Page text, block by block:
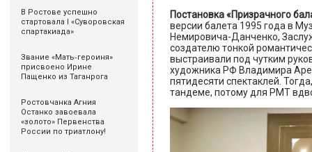
В Ростове успешно
стартовала I «Суворовская
спартакиада»
Звание «Мать‑героиня»
присвоено Ирине
Пащенко из Таганрога
Ростовчанка Агния
Останко завоевала
«золото» Первенства
России по триатлону!
Постановка «Призрачного
версии балета 1995 года в
Немировича-Данченко,
создателю тонкой
выстраивали под чутким
художника РФ Владимира
пятидесяти спектаклей.
тандеме, потому для РМТ